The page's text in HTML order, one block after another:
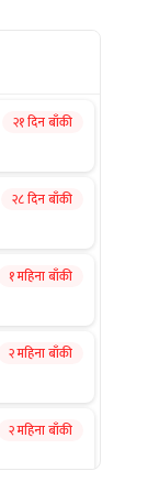
२१ दिन बाँकी
२८ दिन बाँकी
१ महिना बाँकी
२ महिना बाँकी
२ महिना बाँकी